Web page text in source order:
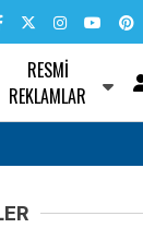
RESMI
REKLAMLAR